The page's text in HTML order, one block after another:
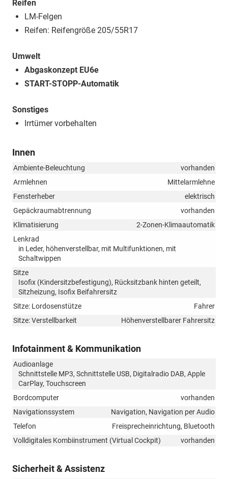
Reifen
LM-Felgen
Reifen: Reifengröße 205/55R17
Umwelt
Abgaskonzept EU6e
START-STOPP-Automatik
Sonstiges
Irrtümer vorbehalten
Innen
Ambiente-Beleuchtung
vorhanden
Armlehnen
Mittelarmlehne
Fensterheber
elektrisch
Gepäckraumabtrennung
vorhanden
Klimatisierung
2-Zonen-Klimaautomatik
Lenkrad
in Leder, höhenverstellbar, mit Multifunktionen, mit
Schaltwippen
Sitze
Isofix (Kindersitzbefestigung), Rücksitzbank hinten geteilt,
Sitzheizung, Isofix Beifahrersitz
Sitze: Lordosenstütze
Fahrer
Sitze: Verstellbarkeit
Höhenverstellbarer Fahrersitz
Infotainment & Kommunikation
Audioanlage
Schnittstelle MP3, Schnittstelle USB, Digitalradio DAB, Apple
CarPlay, Touchscreen
Bordcomputer
vorhanden
Navigationssystem
Navigation, Navigation per Audio
Telefon
Freisprecheinrichtung, Bluetooth
Volldigitales Kombiinstrument (Virtual Cockpit)
vorhanden
Sicherheit & Assistenz